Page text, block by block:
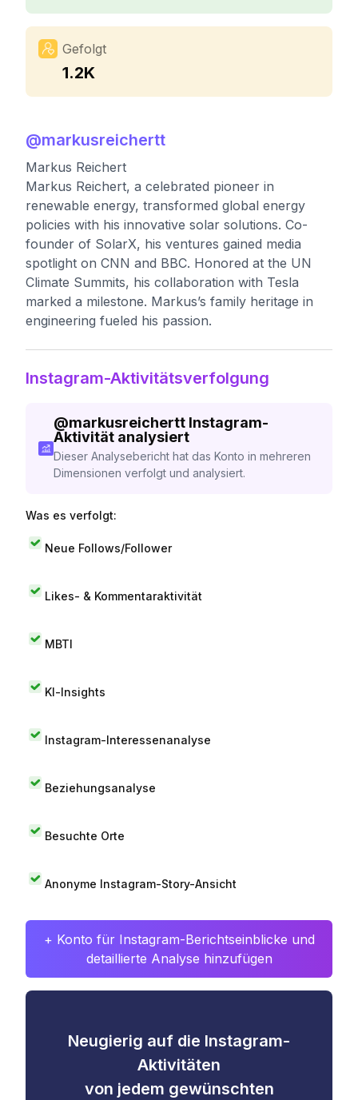
Gefolgt
1.2K
@markusreichertt
Markus Reichert
Markus Reichert, a celebrated pioneer in
renewable energy, transformed global energy
policies with his innovative solar solutions. Co-
founder of SolarX, his ventures gained media
spotlight on CNN and BBC. Honored at the UN
Climate Summits, his collaboration with Tesla
marked a milestone. Markus’s family heritage in
engineering fueled his passion.
Instagram-Aktivitätsverfolgung
@markusreichertt Instagram-
Aktivität analysiert
Dieser Analysebericht hat das Konto in mehreren
Dimensionen verfolgt und analysiert.
Was es verfolgt:
Neue Follows/Follower
Likes- & Kommentaraktivität
MBTI
KI-Insights
Instagram-Interessenanalyse
Beziehungsanalyse
Besuchte Orte
Anonyme Instagram-Story-Ansicht
+ Konto für Instagram-Berichtseinblicke und
detaillierte Analyse hinzufügen
Neugierig auf die Instagram-
Aktivitäten
von jedem gewünschten